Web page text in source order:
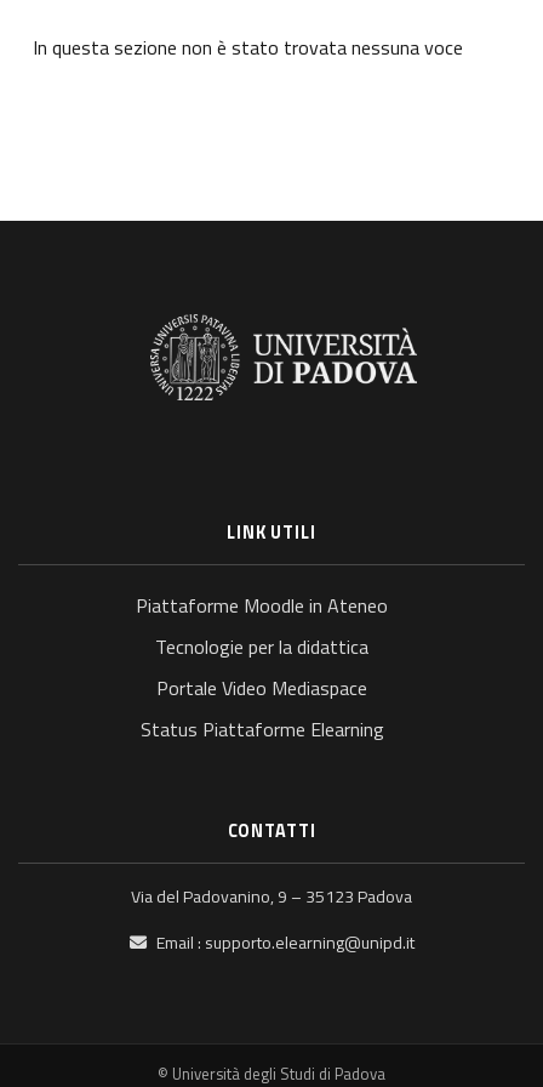
In questa sezione non è stato trovata nessuna voce
LINK UTILI
Piattaforme Moodle in Ateneo
Tecnologie per la didattica
Portale Video Mediaspace
Status Piattaforme Elearning
CONTATTI
Via del Padovanino, 9 – 35123 Padova
Email : supporto.elearning@unipd.it
© Università degli Studi di Padova